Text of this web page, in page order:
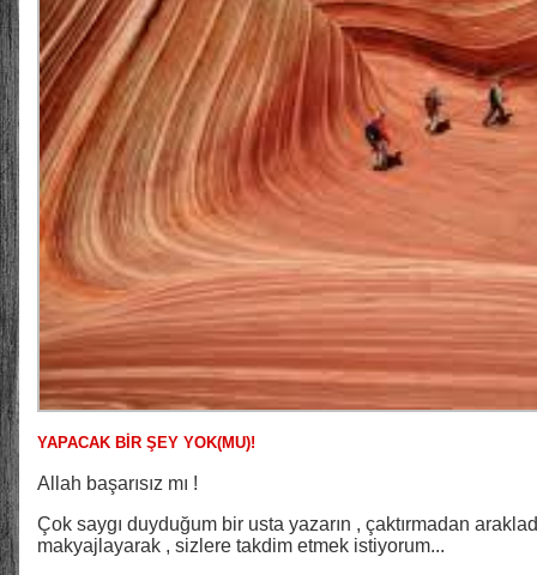
YAPACAK BİR ŞEY YOK(MU)!
Allah başarısız mı !
Çok saygı duyduğum bir usta yazarın , çaktırmadan
makyajlayarak , sizlere takdim etmek istiyorum...